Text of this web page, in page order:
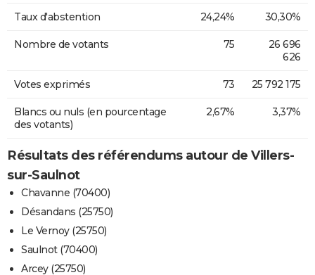
Taux d'abstention 24,24% 30,30%
Nombre de votants 75
26 696
626
Votes exprimés 73 25 792 175
Blancs ou nuls (en pourcentage
des votants)
2,67% 3,37%
Résultats des référendums autour de Villers-
sur-Saulnot
Chavanne (70400)
Désandans (25750)
Le Vernoy (25750)
Saulnot (70400)
Arcey (25750)